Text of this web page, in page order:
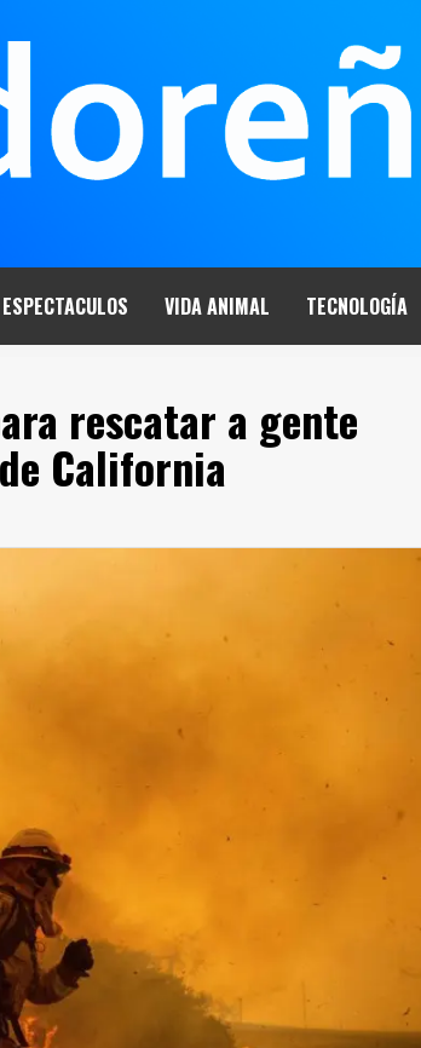
ESPECTACULOS VIDA ANIMAL TECNOLOGÍA
rescatar a gente
California